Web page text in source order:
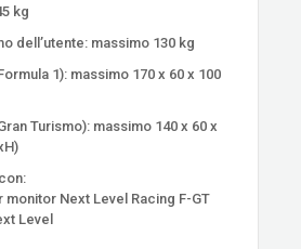
kg
dell’utente: massimo 130 kg
1): massimo 170 x 60 x 100
Turismo): massimo 140 x 60 x
Next Level Racing F-GT
Level